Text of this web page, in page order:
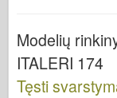
Modelių
ITALERI 174
Tęsti